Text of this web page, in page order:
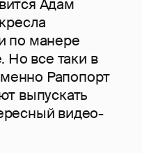
Адам
по манере
Но все таки в
Рапопорт
выпускать
видео-